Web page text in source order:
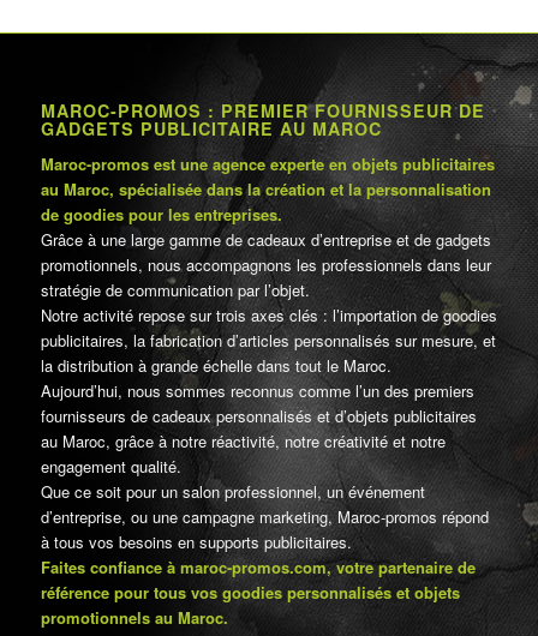
MAROC-PROMOS : PREMIER FOURNISSEUR DE
GADGETS PUBLICITAIRE AU MAROC
Maroc-promos est une agence experte en objets publicitaires
au Maroc, spécialisée dans la création et la personnalisation
de goodies pour les entreprises.
Grâce à une large gamme de cadeaux d’entreprise et de gadgets
promotionnels, nous accompagnons les professionnels dans leur
stratégie de communication par l’objet.
Notre activité repose sur trois axes clés : l’importation de goodies
publicitaires, la fabrication d’articles personnalisés sur mesure, et
la distribution à grande échelle dans tout le Maroc.
Aujourd’hui, nous sommes reconnus comme l’un des premiers
fournisseurs de cadeaux personnalisés et d’objets publicitaires
au Maroc, grâce à notre réactivité, notre créativité et notre
engagement qualité.
Que ce soit pour un salon professionnel, un événement
d’entreprise, ou une campagne marketing, Maroc-promos répond
à tous vos besoins en supports publicitaires.
Faites confiance à maroc-promos.com, votre partenaire de
référence pour tous vos goodies personnalisés et objets
promotionnels au Maroc.